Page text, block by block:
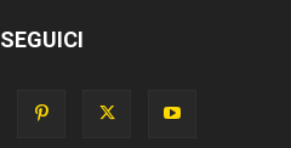
SEGUICI